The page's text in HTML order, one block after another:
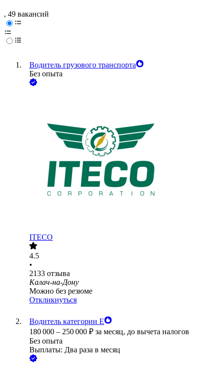
, 49 вакансий
Водитель грузового транспорта
Без опыта
ITECO
4.5
•
2133 отзыва
Калач-на-Дону
Можно без резюме
Откликнуться
Водитель категории Е
180 000 – 250 000 ₽ за месяц, до вычета налогов
Без опыта
Выплаты: Два раза в месяц